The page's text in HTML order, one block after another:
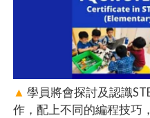
▲學員將會探討及認識
作，配上不同的編程技巧